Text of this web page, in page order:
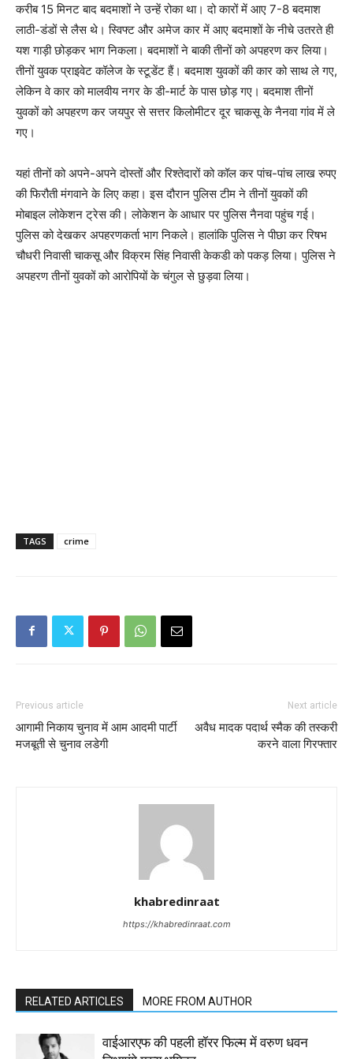
करीब 15 मिनट बाद बदमाशों ने उन्हें रोका था। दो कारों में आए 7-8 बदमाश
लाठी-डंडों से लैस थे। स्विफ्ट और अमेज कार में आए बदमाशों के नीचे उतरते ही
यश गाड़ी छोड़कर भाग निकला। बदमाशों ने बाकी तीनों को अपहरण कर लिया।
तीनों युवक प्राइवेट कॉलेज के स्टूडेंट हैं। बदमाश युवकों की कार को साथ ले गए,
लेकिन वे कार को मालवीय नगर के डी-मार्ट के पास छोड़ गए। बदमाश तीनों
युवकों को अपहरण कर जयपुर से सत्तर किलोमीटर दूर चाकसू के नैनवा गांव में ले
गए।
यहां तीनों को अपने-अपने दोस्तों और रिश्तेदारों को कॉल कर पांच-पांच लाख रुपए
की फिरौती मंगवाने के लिए कहा। इस दौरान पुलिस टीम ने तीनों युवकों की
मोबाइल लोकेशन ट्रेस की। लोकेशन के आधार पर पुलिस नैनवा पहुंच गई।
पुलिस को देखकर अपहरणकर्ता भाग निकले। हालांकि पुलिस ने पीछा कर रिषभ
चौधरी निवासी चाकसू और विक्रम सिंह निवासी केकडी को पकड़ लिया। पुलिस ने
अपहरण तीनों युवकों को आरोपियों के चंगुल से छुड़वा लिया।
TAGS crime
Previous article
आगामी निकाय चुनाव में आम आदमी पार्टी
मजबूती से चुनाव लडेगी
Next article
अवैध मादक पदार्थ स्मैक की तस्करी
करने वाला गिरफ्तार
khabredinraat
https://khabredinraat.com
RELATED ARTICLES MORE FROM AUTHOR
वाईआरएफ की पहली हॉरर फिल्म में वरुण धवन